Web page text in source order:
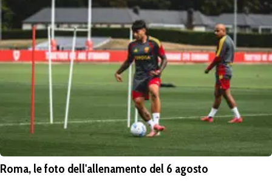
Roma, le foto dell'allenamento del 6 agosto